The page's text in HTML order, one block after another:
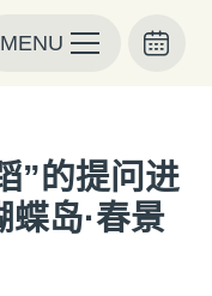
MENU
”的提问进
岛·春景